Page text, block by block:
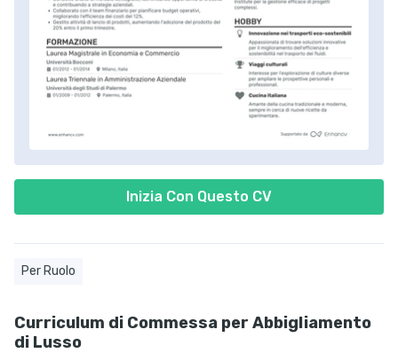
Inizia Con Questo CV
Per Ruolo
Curriculum di Commessa per Abbigliamento
di Lusso